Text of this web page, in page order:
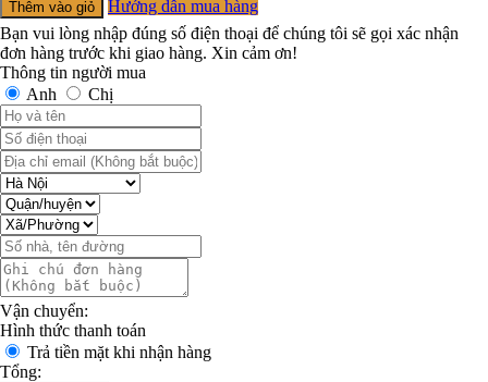
Thêm vào giỏ
Hướng dẫn mua hàng
Bạn vui lòng nhập đúng số điện thoại để chúng tôi sẽ gọi xác nhận
đơn hàng trước khi giao hàng. Xin cảm ơn!
Thông tin người mua
Anh
Chị
Vận chuyển:
Hình thức thanh toán
Trả tiền mặt khi nhận hàng
Tổng: